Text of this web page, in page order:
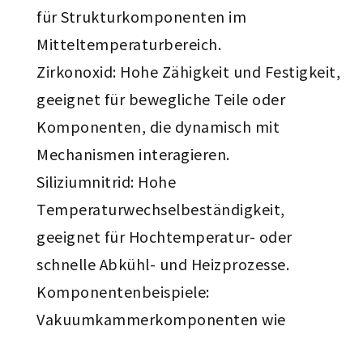
für Strukturkomponenten im
Mitteltemperaturbereich.
Zirkonoxid: Hohe Zähigkeit und Festigkeit,
geeignet für bewegliche Teile oder
Komponenten, die dynamisch mit
Mechanismen interagieren.
Siliziumnitrid: Hohe
Temperaturwechselbeständigkeit,
geeignet für Hochtemperatur- oder
schnelle Abkühl- und Heizprozesse.
Komponentenbeispiele:
Vakuumkammerkomponenten wie